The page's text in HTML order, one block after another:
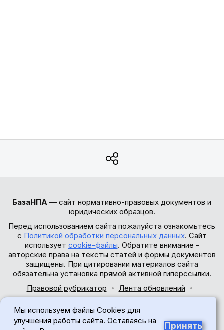
БазаНПА — сайт нормативно-правовых документов и
юридических образцов.
Перед использованием сайта пожалуйста ознакомьтесь
с Политикой обработки персональных данных. Сайт
использует cookie-файлы. Обратите внимание -
авторские права на тексты статей и формы документов
защищены. При цитировании материалов сайта
обязательна установка прямой активной гиперссылки.
Правовой рубрикатор
Лента обновлений
© 2017-2026
Мы используем файлы Cookies для
улучшения работы сайта. Оставаясь на
Принять